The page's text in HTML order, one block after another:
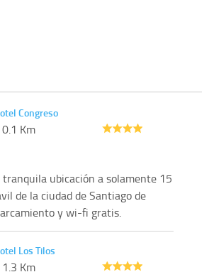
Congreso
Km
ubicación a solamente 15
de la ciudad de Santiago de
y wi-fi gratis.
Los Tilos
Km